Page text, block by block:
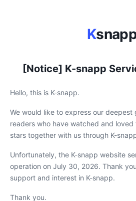
K
[Notice] K-snapp
Hello, this is K-snapp.
We would like to express our deepest
readers who have watched and
stars together with us through K-
Unfortunately, the K-snapp website
operation on July 30, 2026. Thank
support and interest in K-snapp.
Thank you.